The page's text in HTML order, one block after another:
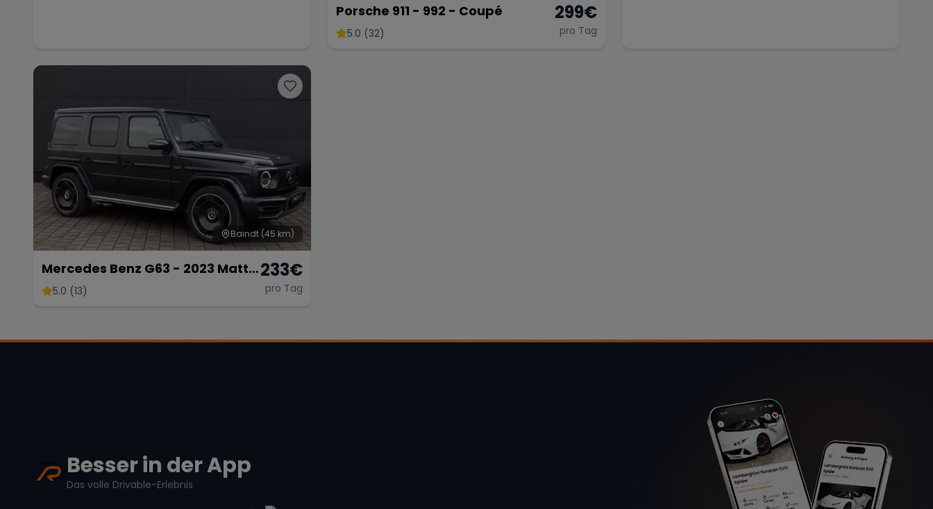
Porsche 911 - 992 - Coupé
5.0 (32)
299€
pro Tag
Baindt (45 km)
Mercedes Benz G63 - 2023 Matt
Schwarz
5.0 (13)
233€
pro Tag
Besser in der App
Das volle Drivable-Erlebnis